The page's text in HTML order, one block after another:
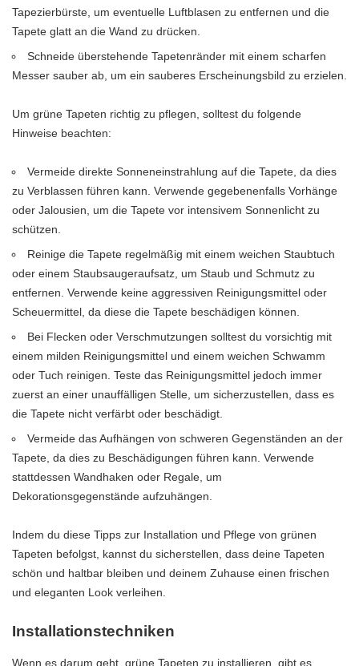
Tapezierbürste, um eventuelle Luftblasen zu entfernen und die
Tapete glatt an die Wand zu drücken.
Schneide überstehende Tapetenränder mit einem scharfen
Messer sauber ab, um ein sauberes Erscheinungsbild zu erzielen.
Um grüne Tapeten richtig zu pflegen, solltest du folgende
Hinweise beachten:
Vermeide direkte Sonneneinstrahlung auf die Tapete, da dies
zu Verblassen führen kann. Verwende gegebenenfalls Vorhänge
oder Jalousien, um die Tapete vor intensivem Sonnenlicht zu
schützen.
Reinige die Tapete regelmäßig mit einem weichen Staubtuch
oder einem Staubsaugeraufsatz, um Staub und Schmutz zu
entfernen. Verwende keine aggressiven Reinigungsmittel oder
Scheuermittel, da diese die Tapete beschädigen können.
Bei Flecken oder Verschmutzungen solltest du vorsichtig mit
einem milden Reinigungsmittel und einem weichen Schwamm
oder Tuch reinigen. Teste das Reinigungsmittel jedoch immer
zuerst an einer unauffälligen Stelle, um sicherzustellen, dass es
die Tapete nicht verfärbt oder beschädigt.
Vermeide das Aufhängen von schweren Gegenständen an der
Tapete, da dies zu Beschädigungen führen kann. Verwende
stattdessen Wandhaken oder Regale, um
Dekorationsgegenstände aufzuhängen.
Indem du diese Tipps zur Installation und Pflege von grünen
Tapeten befolgst, kannst du sicherstellen, dass deine Tapeten
schön und haltbar bleiben und deinem Zuhause einen frischen
und eleganten Look verleihen.
Installationstechniken
Wenn es darum geht, grüne Tapeten zu installieren, gibt es